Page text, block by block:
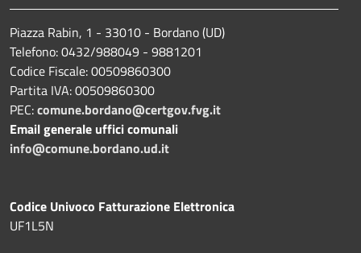
Piazza Rabin, 1 - 33010 - Bordano (UD)
Telefono: 0432/988049 - 9881201
Codice Fiscale: 00509860300
Partita IVA: 00509860300
PEC:comune.bordano@certgov.fvg.it
Email generale uffici comunali
info@comune.bordano.ud.it
Codice Univoco Fatturazione Elettronica
UF1L5N